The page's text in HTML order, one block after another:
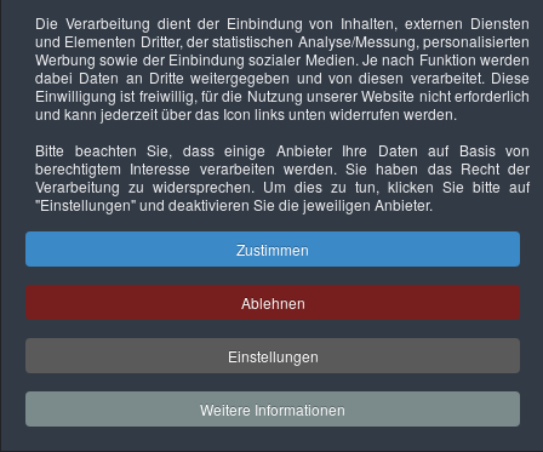
Keine Termine
Datenschutzerklärung Urheberrechtsnachweise Nachhaltigkeit
Copyright © 2026. Bundesverband Deutscher
Sachverständiger und Fachgutachter e.V..
Die Verarbeitung dient der Einbindung von Inhalten, externen Diensten
und Elementen Dritter, der statistischen Analyse/Messung, personalisierten
Werbung sowie der Einbindung sozialer Medien. Je nach Funktion werden
dabei Daten an Dritte weitergegeben und von diesen verarbeitet. Diese
Einwilligung ist freiwillig, für die Nutzung unserer Website nicht erforderlich
und kann jederzeit über das Icon links unten widerrufen werden.
Bitte beachten Sie, dass einige Anbieter Ihre Daten auf Basis von
berechtigtem Interesse verarbeiten werden. Sie haben das Recht der
Verarbeitung zu widersprechen. Um dies zu tun, klicken Sie bitte auf
"Einstellungen"und deaktivieren Sie die jeweiligen Anbieter.
Zustimmen
Ablehnen
Einstellungen
Weitere Informationen